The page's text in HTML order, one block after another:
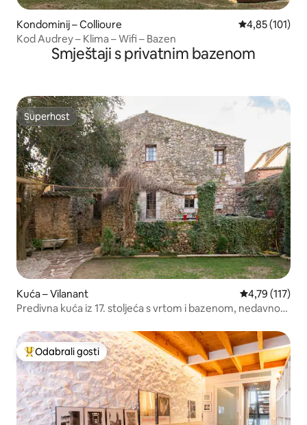
Kondominij – Collioure Prosječna
4,85 (101)
Kod Audrey – Klima – Wifi – Bazen
Smještaji s privatnim bazenom
Superhost
Superhost
Kuća – Vilanant Prosječna
4,79 (117)
Predivna kuća iz 17. stoljeća s vrtom i bazenom, nedavno
Među najviše rangiranima s oznakom „Odabrali gosti”
Odabrali gosti